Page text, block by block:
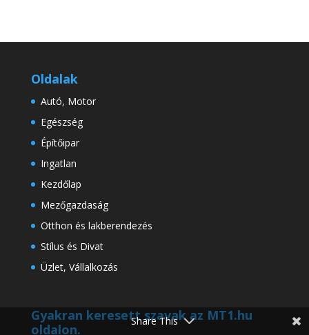
Oldalak
Autó, Motor
Egészség
Építőipar
Ingatlan
Kezdőlap
Mezőgazdaság
Otthon és lakberendezés
Stílus és Divat
Üzlet, Vállalkozás
Gyakran keresett szavak az MT1.hu
oldalon.
Share This